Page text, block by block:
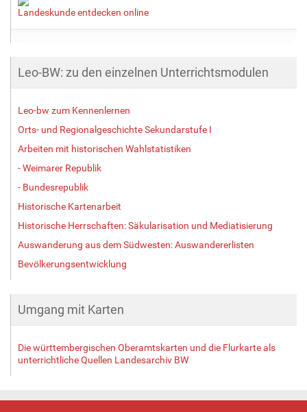
Landeskunde entdecken online
Leo-BW: zu den einzelnen Unterrichtsmodulen
Leo-bw zum Kennenlernen
Orts- und Regionalgeschichte Sekundarstufe I
Arbeiten mit historischen Wahlstatistiken
- Weimarer Republik
- Bundesrepublik
Historische Kartenarbeit
Historische Herrschaften: Säkularisation und Mediatisierung
Auswanderung aus dem Südwesten: Auswandererlisten
Bevölkerungsentwicklung
Umgang mit Karten
Die württembergischen Oberamtskarten und die Flurkarte als
unterrichtliche Quellen Landesarchiv BW